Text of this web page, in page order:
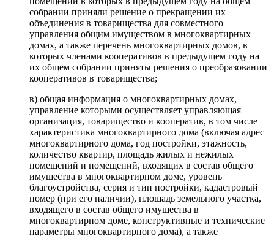
собрании приняли решение о прекращении их
объединения в товарищества для совместного
управления общим имуществом в многоквартирных
домах, а также перечень многоквартирных домов, в
которых членами кооперативов в предыдущем году на
их общем собрании приняты решения о преобразовании
кооперативов в товарищества;
в) общая информация о многоквартирных домах,
управление которыми осуществляет управляющая
организация, товарищество и кооператив, в том числе
характеристика многоквартирного дома (включая адрес
многоквартирного дома, год постройки, этажность,
количество квартир, площадь жилых и нежилых
помещений и помещений, входящих в состав общего
имущества в многоквартирном доме, уровень
благоустройства, серия и тип постройки, кадастровый
номер (при его наличии), площадь земельного участка,
входящего в состав общего имущества в
многоквартирном доме, конструктивные и технические
параметры многоквартирного дома), а также